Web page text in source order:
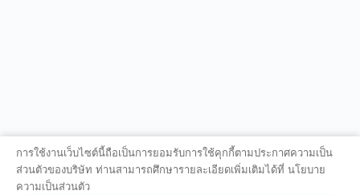
การใช้งานเว็บไซต์นี้ถือเป็นการยอมรับการใช้คุกกี้ตามประกาศความเป็น
ส่วนตัวของบริษัท ท่านสามารถศึกษารายละเอียดเพิ่มเติมได้ที่ นโยบาย
ความเป็นส่วนตัว